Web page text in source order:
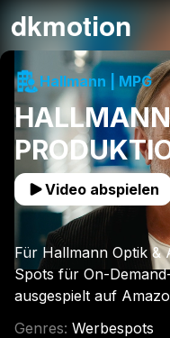
REC
dkmotion
Hallmann | MPG
Video abspielen
Für Hallmann Optik &
Spots für On-
ausgespielt auf
Genres: Werbespots